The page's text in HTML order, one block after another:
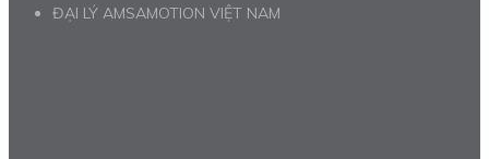
ĐẠI LÝ AMSAMOTION VIỆT NAM